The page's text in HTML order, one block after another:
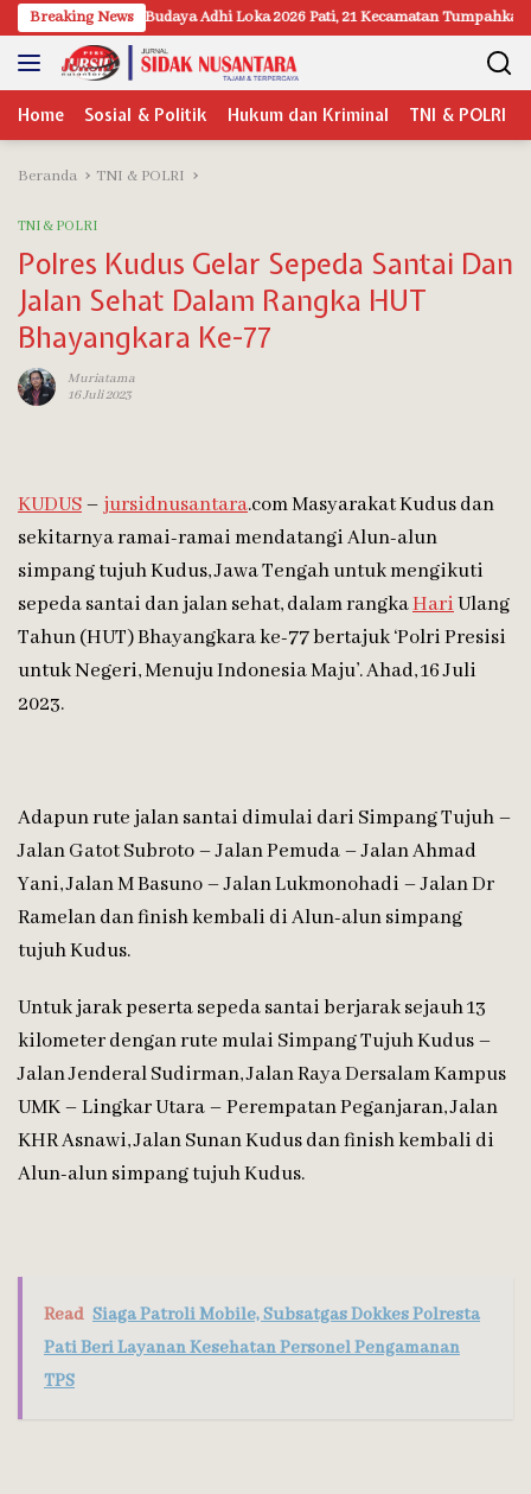
Langsung
ke
konten
Breaking News
Budaya Adhi Loka 2026 Pati, 21 Kecamatan Tumpahkan Kreativitas di
Home Sosial & Politik Hukum dan Kriminal TNI & POLRI
Beranda TNI & POLRI
TNI & POLRI
Polres Kudus Gelar Sepeda Santai Dan
Jalan Sehat Dalam Rangka HUT
Bhayangkara Ke-77
Muriatama
16 Juli 2023
KUDUS– jursidnusantara.com Masyarakat Kudus dan
sekitarnya ramai-ramai mendatangi Alun-alun
simpang tujuh Kudus, Jawa Tengah untuk mengikuti
sepeda santai dan jalan sehat, dalam rangkaHariUlang
Tahun (HUT) Bhayangkara ke-77 bertajuk ‘Polri Presisi
untuk Negeri, Menuju Indonesia Maju’. Ahad, 16 Juli
2023.
Adapun rute jalan santai dimulai dari Simpang Tujuh –
Jalan Gatot Subroto – Jalan Pemuda – Jalan Ahmad
Yani, Jalan M Basuno – Jalan Lukmonohadi – Jalan Dr
Ramelan dan finish kembali di Alun-alun simpang
tujuh Kudus.
Untuk jarak peserta sepeda santai berjarak sejauh 13
kilometer dengan rute mulai Simpang Tujuh Kudus –
Jalan Jenderal Sudirman, Jalan Raya Dersalam Kampus
UMK – Lingkar Utara – Perempatan Peganjaran, Jalan
KHR Asnawi, Jalan Sunan Kudus dan finish kembali di
Alun-alun simpang tujuh Kudus.
Read Siaga Patroli Mobile, Subsatgas Dokkes Polresta
Pati Beri Layanan Kesehatan Personel Pengamanan
TPS